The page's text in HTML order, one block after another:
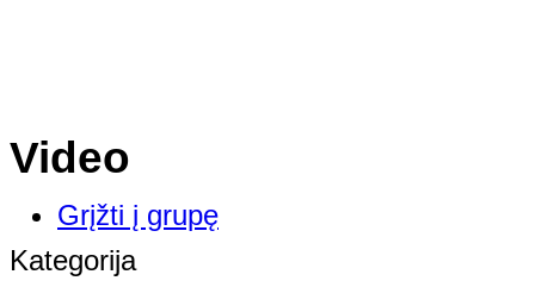
Video
Grįžti į grupę
Kategorija